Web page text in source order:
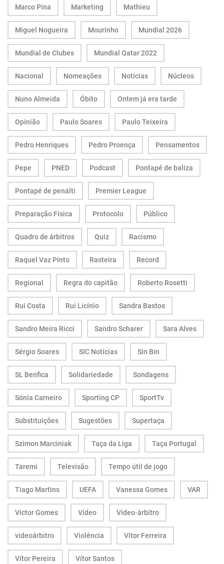
Marco Pina Marketing Mathieu
Miguel Nogueira Mourinho Mundial 2026
Mundial de Clubes Mundial Qatar 2022
Nacional Nomeações Notícias Núcleos
Nuno Almeida Óbito Ontem já era tarde
Opinião Paulo Soares Paulo Teixeira
Pedro Henriques Pedro Proença Pensamentos
Pepe PNED Podcast Pontapé de baliza
Pontapé de penálti Premier League
Preparação Física Protocolo Público
Quadro de árbitros Quiz Racismo
Raquel Vaz Pinto Rasteira Record
Regional Regra do capitão Roberto Rosetti
Rui Costa Rui Licínio Sandra Bastos
Sandro Meira Ricci Sandro Scharer Sara Alves
Sérgio Soares SIC Notícias Sin Bin
SL Benfica Solidariedade Sondagens
Sónia Carneiro Sporting CP SportTv
Substituições Sugestões Supertaça
Szimon Marciniak Taça da Liga Taça Portugal
Taremi Televisão Tempo útil de jogo
Tiago Martins UEFA Vanessa Gomes VAR
Victor Gomes Vídeo Vídeo-árbitro
videoárbitro Violência Vitor Ferreira
Vítor Pereira Vítor Santos